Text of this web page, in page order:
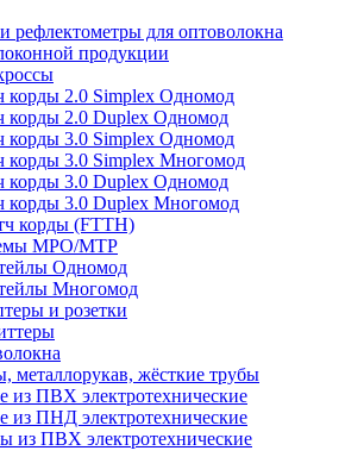
рефлектометры для оптоволокна
продукции
корды 2.0 Simplex Одномод
корды 2.0 Duplex Одномод
корды 3.0 Simplex Одномод
корды 3.0 Simplex Многомод
корды 3.0 Duplex Одномод
корды 3.0 Duplex Многомод
корды (FTTH)
MPO/MTP
Одномод
Многомод
и розетки
металлорукав, жёсткие трубы
из ПВХ электротехнические
из ПНД электротехнические
из ПВХ электротехнические